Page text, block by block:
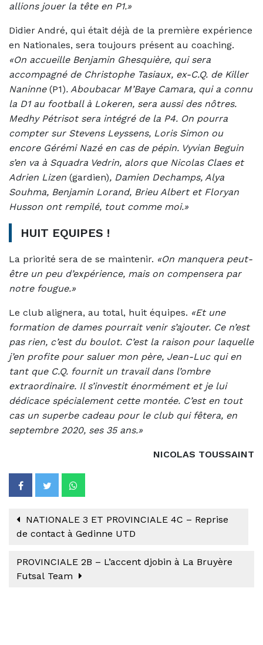
allions jouer la tête en P1.»
Didier André, qui était déjà de la première expérience
en Nationales, sera toujours présent au coaching.
«On accueille Benjamin Ghesquière, qui sera
accompagné de Christophe Tasiaux, ex-C.Q. de Killer
Naninne (P1). Aboubacar M’Baye Camara, qui a connu
la D1 au football à Lokeren, sera aussi des nôtres.
Medhy Pétrisot sera intégré de la P4. On pourra
compter sur Stevens Leyssens, Loris Simon ou
encore Gérémi Nazé en cas de pépin. Vyvian Beguin
s’en va à Squadra Vedrin, alors que Nicolas Claes et
Adrien Lizen (gardien), Damien Dechamps, Alya
Souhma, Benjamin Lorand, Brieu Albert et Floryan
Husson ont rempilé, tout comme moi.»
HUIT EQUIPES !
La priorité sera de se maintenir. «On manquera peut-
être un peu d’expérience, mais on compensera par
notre fougue.»
Le club alignera, au total, huit équipes. «Et une
formation de dames pourrait venir s’ajouter. Ce n’est
pas rien, c’est du boulot. C’est la raison pour laquelle
j’en profite pour saluer mon père, Jean-Luc qui en
tant que C.Q. fournit un travail dans l’ombre
extraordinaire. Il s’investit énormément et je lui
dédicace spécialement cette montée. C’est en tout
cas un superbe cadeau pour le club qui fêtera, en
septembre 2020, ses 35 ans.»
NICOLAS TOUSSAINT
NATIONALE 3 ET PROVINCIALE 4C – Reprise
de contact à Gedinne UTD
PROVINCIALE 2B – L’accent djobin à La Bruyère
Futsal Team